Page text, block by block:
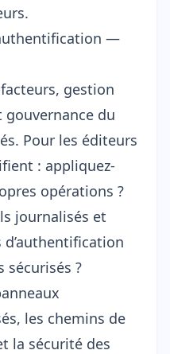
—
gestion
gouvernance du
Pour les éditeurs
: appliquez-
opérations ?
journalisés et
sécurisés ?
les chemins de
la sécurité des